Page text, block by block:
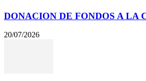
DONACION DE FONDOS A LA
20/07/2026